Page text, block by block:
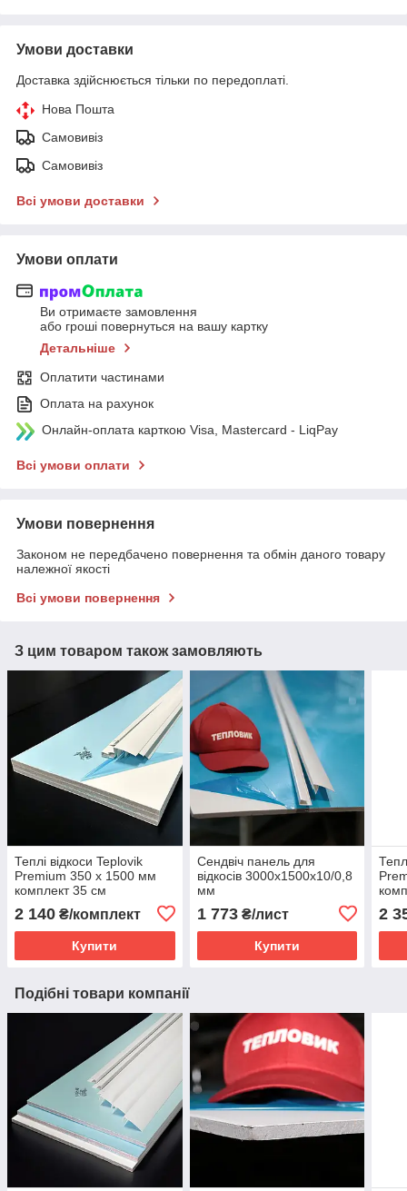
Умови доставки
Доставка здійснюється тільки по передоплаті.
Нова Пошта
Самовивіз
Самовивіз
Всі умови доставки
Умови оплати
Ви отримаєте замовлення
або гроші повернуться на вашу картку
Детальніше
Оплатити частинами
Оплата на рахунок
Онлайн-оплата карткою Visa, Mastercard - LiqPay
Всі умови оплати
Умови повернення
Законом не передбачено повернення та обмін даного товару
належної якості
Всі умови повернення
З цим товаром також замовляють
Теплі відкоси Teplovik
Premium 350 х 1500 мм
комплект 35 см
2 140 ₴/комплект
Купити
Сендвіч панель для
відкосів 3000x1500х10/0,8
мм
1 773₴/лист
Купити
2
Подібні товари компанії